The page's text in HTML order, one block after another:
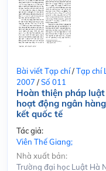
Bài viết Tạp chí/Tạp chí
2007 /Số 011
Hoàn thiện pháp
hoạt động ngân
kết quốc tế
Tác giả:
Viên Thế Giang;
Nhà xuất bản:
Trường đại học Luật Hà